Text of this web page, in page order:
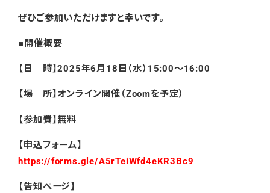
ぜひご参加いただけますと幸いです。
■開催概要
【日 時】2025年6月18日（水）15:00～16:00
【場 所】オンライン開催（Zoomを予定）
【参加費】無料
【申込フォーム】
https://forms.gle/A5rTeiWfd4eKR3Bc9
【告知ページ】